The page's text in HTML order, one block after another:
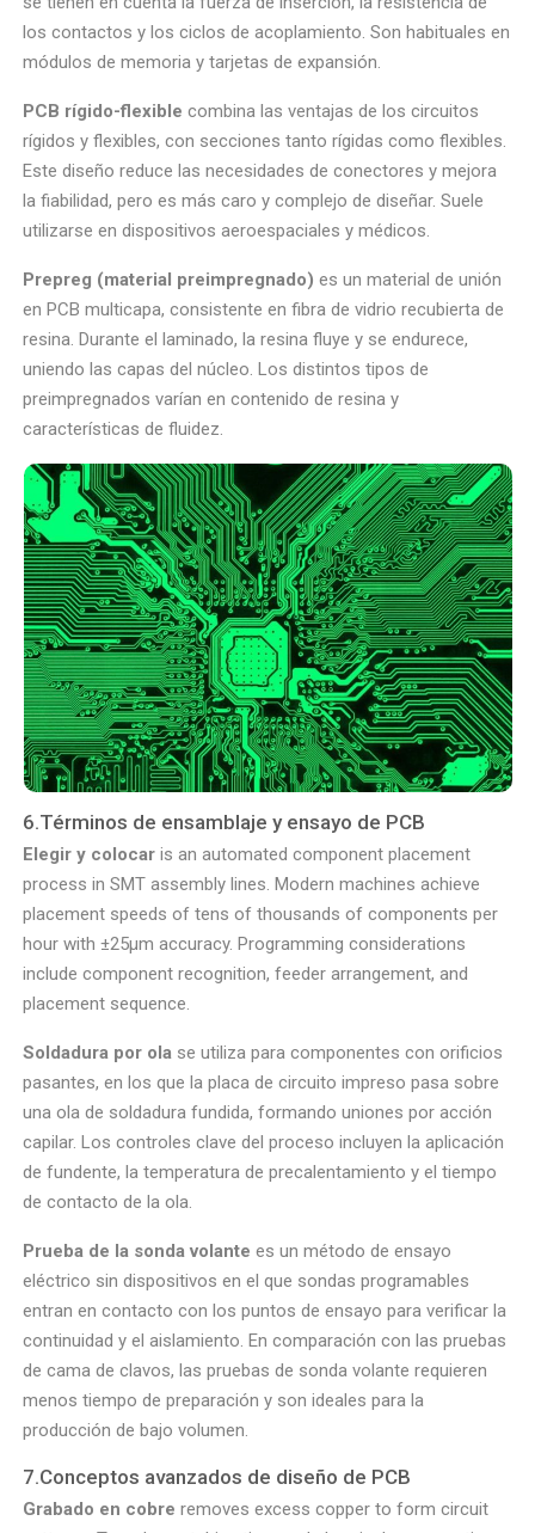
los contactos y los ciclos de acoplamiento. Son habituales en
módulos de memoria y tarjetas de expansión.
PCB rígido-flexible combina las ventajas de los circuitos
rígidos y flexibles, con secciones tanto rígidas como flexibles.
Este diseño reduce las necesidades de conectores y mejora
la fiabilidad, pero es más caro y complejo de diseñar. Suele
utilizarse en dispositivos aeroespaciales y médicos.
Prepreg (material preimpregnado) es un material de unión
en PCB multicapa, consistente en fibra de vidrio recubierta de
resina. Durante el laminado, la resina fluye y se endurece,
uniendo las capas del núcleo. Los distintos tipos de
preimpregnados varían en contenido de resina y
características de fluidez.
6.Términos de ensamblaje y ensayo de PCB
Elegir y colocar is an automated component placement
process in SMT assembly lines. Modern machines achieve
placement speeds of tens of thousands of components per
hour with ±25μm accuracy. Programming considerations
include component recognition, feeder arrangement, and
placement sequence.
Soldadura por ola se utiliza para componentes con orificios
pasantes, en los que la placa de circuito impreso pasa sobre
una ola de soldadura fundida, formando uniones por acción
capilar. Los controles clave del proceso incluyen la aplicación
de fundente, la temperatura de precalentamiento y el tiempo
de contacto de la ola.
Prueba de la sonda volante es un método de ensayo
eléctrico sin dispositivos en el que sondas programables
entran en contacto con los puntos de ensayo para verificar la
continuidad y el aislamiento. En comparación con las pruebas
de cama de clavos, las pruebas de sonda volante requieren
menos tiempo de preparación y son ideales para la
producción de bajo volumen.
7.Conceptos avanzados de diseño de PCB
Grabado en cobre removes excess copper to form circuit